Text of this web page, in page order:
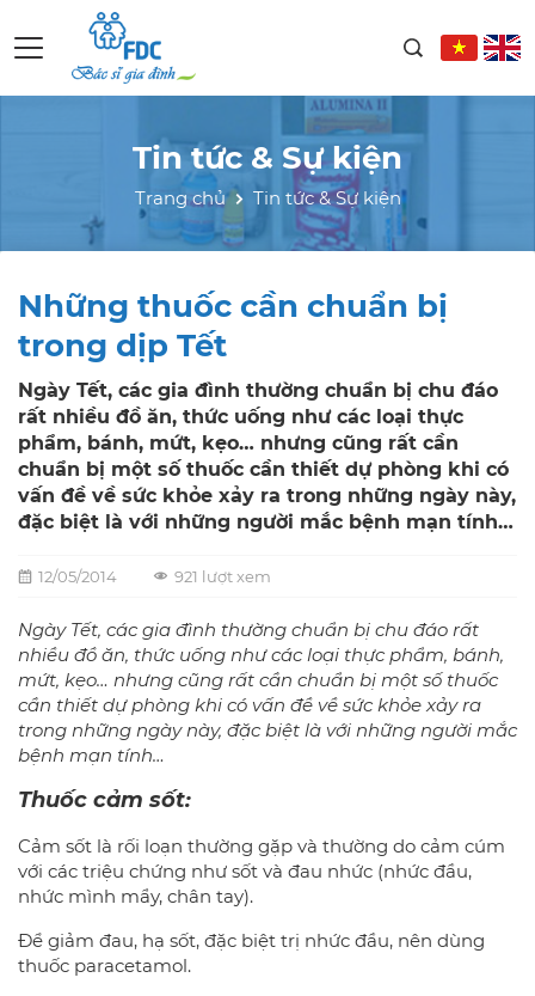
Tin tức & Sự kiện
Trang chủ Tin tức & Sự kiện
Những thuốc cần chuẩn bị
trong dịp Tết
Ngày Tết, các gia đình thường chuẩn bị chu đáo
rất nhiều đồ ăn, thức uống như các loại thực
phẩm, bánh, mứt, kẹo… nhưng cũng rất cần
chuẩn bị một số thuốc cần thiết dự phòng khi có
vấn đề về sức khỏe xảy ra trong những ngày này,
đặc biệt là với những người mắc bệnh mạn tính…
12/05/2014 921 lượt xem
Ngày Tết, các gia đình thường chuẩn bị chu đáo rất
nhiều đồ ăn, thức uống như các loại thực phẩm, bánh,
mứt, kẹo… nhưng cũng rất cần chuẩn bị một số thuốc
cần thiết dự phòng khi có vấn đề về sức khỏe xảy ra
trong những ngày này, đặc biệt là với những người mắc
bệnh mạn tính…
Thuốc cảm sốt:
Cảm sốt là rối loạn thường gặp và thường do cảm cúm
với các triệu chứng như sốt và đau nhức (nhức đầu,
nhức mình mẩy, chân tay).
Để giảm đau, hạ sốt, đặc biệt trị nhức đầu, nên dùng
thuốc paracetamol.